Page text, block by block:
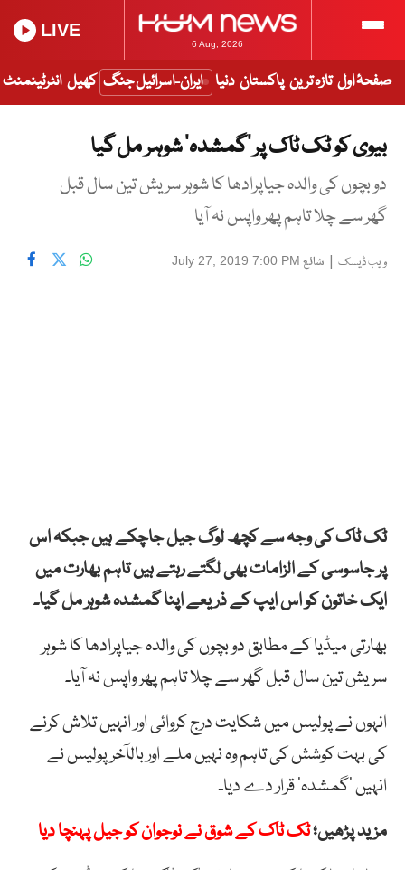
6 Aug, 2026
LIVE
صفحۂ اول تازہ ترین پاکستان دنیا ایران-اسرائیل جنگ کھیل انٹرٹینمنٹ
بیوی کو ٹک ٹاک پر ’گمشدہ‘ شوہر مل گیا
دو بچوں کی والدہ جیاپرادھا کا شوہر سریش تین سال قبل
گھر سے چلا تاہم پھر واپس نہ آیا
ویب ڈیسک | شائع July 27, 2019 7:00 PM
ٹک ٹاک کی وجہ سے کچھ لوگ جیل جاچکے ہیں جبکہ اس
پر جاسوسی کے الزامات بھی لگتے رہتے ہیں تاہم بھارت میں
ایک خاتون کو اس ایپ کے ذریعے اپنا گمشدہ شوہر مل گیا۔
بھارتی میڈیا کے مطابق دو بچوں کی والدہ جیاپرادھا کا شوہر
سریش تین سال قبل گھر سے چلا تاہم پھر واپس نہ آیا۔
انہوں نے پولیس میں شکایت درج کروائی اور انہیں تلاش کرنے
کی بہت کوشش کی تاہم وہ نہیں ملے اور بالآخر پولیس نے
انہیں ’گمشدہ‘ قرار دے دیا۔
مزید پڑھیں؛ٹک ٹاک کے شوق نے نوجوان کو جیل پہنچا دیا